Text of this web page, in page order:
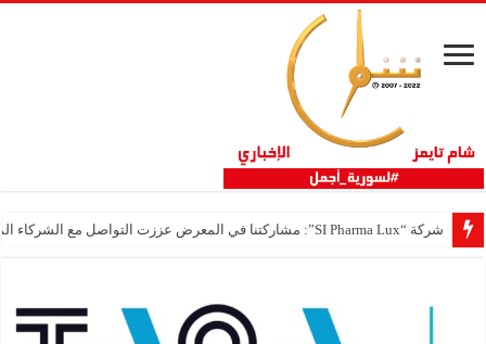
شركة “SI Pharma Lux”: مشاركتنا في المعرض عززت التواصل مع الشركاء المحليين والدوليين